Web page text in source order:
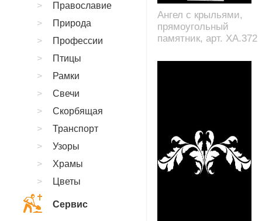
Ангел с крыльями,
прямоугольный
памятник, арт. XA.372
Православие
Природа
Профессии
Птицы
Рамки
Свечи
Скорбящая
Транспорт
Узоры
Храмы
Цветы
Сервис